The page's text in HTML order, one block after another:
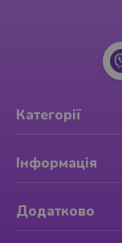
Категорії
Інформація
Додатково